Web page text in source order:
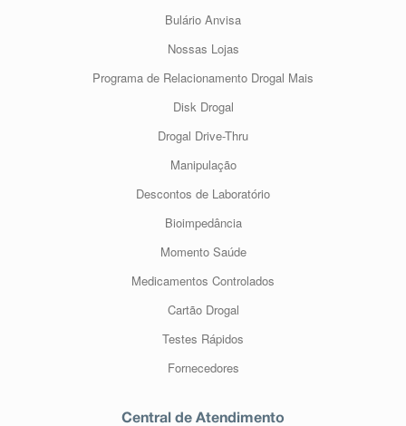
Bulário Anvisa
Nossas Lojas
Programa de Relacionamento Drogal Mais
Disk Drogal
Drogal Drive-Thru
Manipulação
Descontos de Laboratório
Bioimpedância
Momento Saúde
Medicamentos Controlados
Cartão Drogal
Testes Rápidos
Fornecedores
Central de Atendimento